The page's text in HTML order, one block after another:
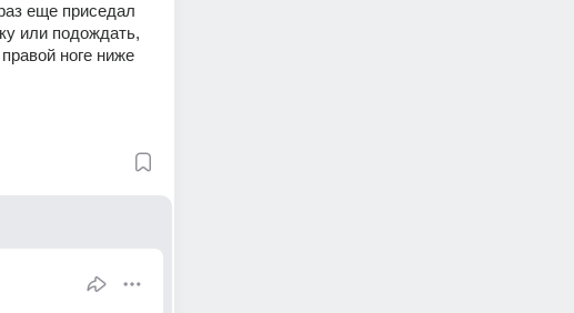
еще приседал
или подождать,
ноге ниже